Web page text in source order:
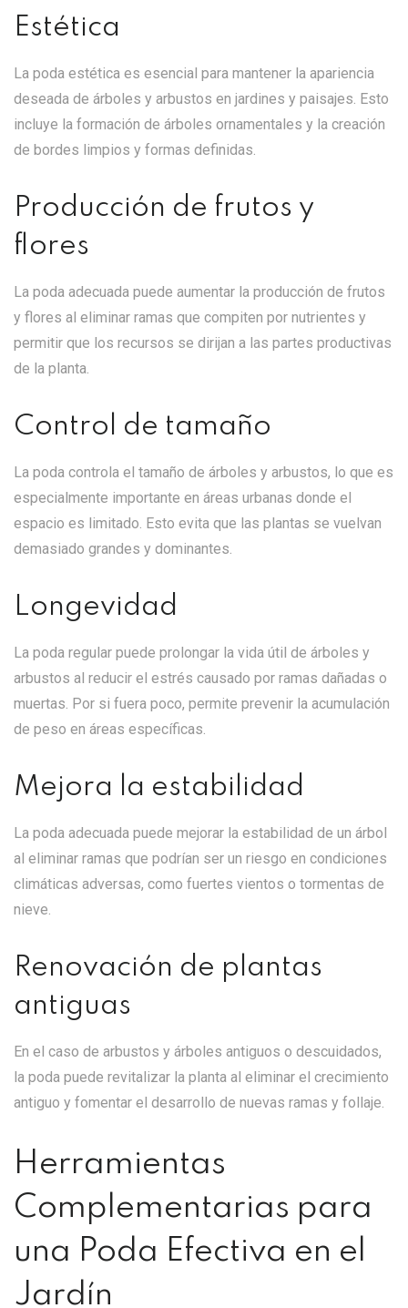
Estética
La poda estética es esencial para mantener la apariencia
deseada de árboles y arbustos en jardines y paisajes. Esto
incluye la formación de árboles ornamentales y la creación
de bordes limpios y formas definidas.
Producción de frutos y
flores
La poda adecuada puede aumentar la producción de frutos
y flores al eliminar ramas que compiten por nutrientes y
permitir que los recursos se dirijan a las partes productivas
de la planta.
Control de tamaño
La poda controla el tamaño de árboles y arbustos, lo que es
especialmente importante en áreas urbanas donde el
espacio es limitado. Esto evita que las plantas se vuelvan
demasiado grandes y dominantes.
Longevidad
La poda regular puede prolongar la vida útil de árboles y
arbustos al reducir el estrés causado por ramas dañadas o
muertas. Por si fuera poco, permite prevenir la acumulación
de peso en áreas específicas.
Mejora la estabilidad
La poda adecuada puede mejorar la estabilidad de un árbol
al eliminar ramas que podrían ser un riesgo en condiciones
climáticas adversas, como fuertes vientos o tormentas de
nieve.
Renovación de plantas
antiguas
En el caso de arbustos y árboles antiguos o descuidados,
la poda puede revitalizar la planta al eliminar el crecimiento
antiguo y fomentar el desarrollo de nuevas ramas y follaje.
Herramientas
Complementarias para
una Poda Efectiva en el
Jardín